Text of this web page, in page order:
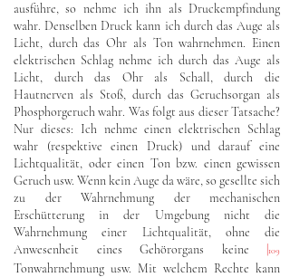
ausführe, so nehme ich ihn als Druckempfindung
wahr. Denselben Druck kann ich durch das Auge als
Licht, durch das Ohr als Ton wahrnehmen. Einen
elektrischen Schlag nehme ich durch das Auge als
Licht, durch das Ohr als Schall, durch die
Hautnerven als Stoß, durch das Geruchsorgan als
Phosphorgeruch wahr. Was folgt aus dieser Tatsache?
Nur dieses: Ich nehme einen elektrischen Schlag
wahr (respektive einen Druck) und darauf eine
Lichtqualität, oder einen Ton bzw. einen gewissen
Geruch usw. Wenn kein Auge da wäre, so gesellte sich
zu der Wahrnehmung der mechanischen
Erschütterung in der Umgebung nicht die
Wahrnehmung einer Lichtqualität, ohne die
Anwesenheit eines Gehörorgans keine
109
Tonwahrnehmung usw. Mit welchem Rechte kann